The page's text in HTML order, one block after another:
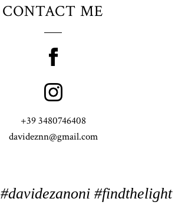
CONTACT ME
+39 3480746408
davideznn@gmail.com
#davidezanoni #findthelight